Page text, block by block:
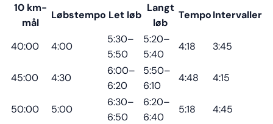
10 km-
mål
Løbstempo Let løb
Langt
løb
TempoIntervaller
40:00 4:00
5:30–
5:50
5:20–
5:40
4:18 3:45
45:00 4:30
6:00–
6:20
5:50–
6:10
4:48 4:15
50:00 5:00
6:30–
6:50
6:20–
6:40
5:18 4:45